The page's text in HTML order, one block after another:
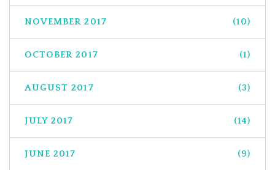
NOVEMBER 2017 (10)
OCTOBER 2017 (1)
AUGUST 2017 (3)
JULY 2017 (14)
JUNE 2017 (9)